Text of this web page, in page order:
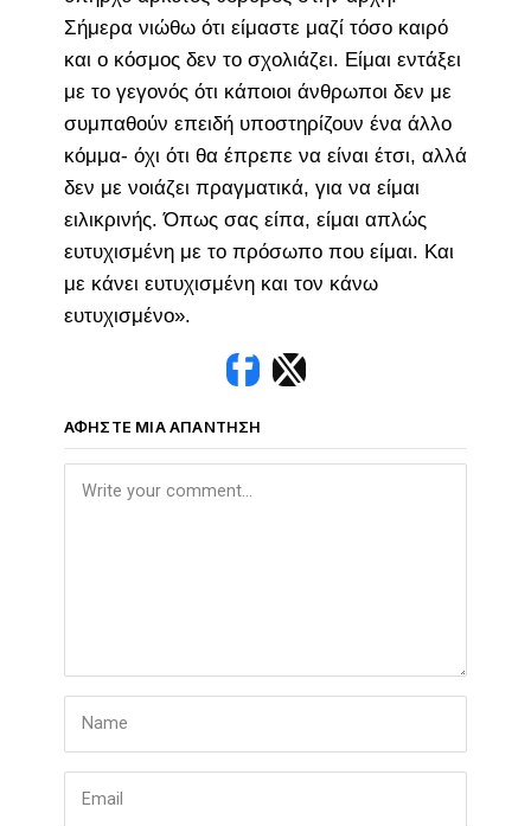
Σήμερα νιώθω ότι είμαστε μαζί τόσο καιρό
και ο κόσμος δεν το σχολιάζει. Είμαι εντάξει
με το γεγονός ότι κάποιοι άνθρωποι δεν με
συμπαθούν επειδή υποστηρίζουν ένα άλλο
κόμμα- όχι ότι θα έπρεπε να είναι έτσι, αλλά
δεν με νοιάζει πραγματικά, για να είμαι
ειλικρινής. Όπως σας είπα, είμαι απλώς
ευτυχισμένη με το πρόσωπο που είμαι. Και
με κάνει ευτυχισμένη και τον κάνω
ευτυχισμένο».
ΑΦΉΣΤΕ ΜΙΑ ΑΠΆΝΤΗΣΗ